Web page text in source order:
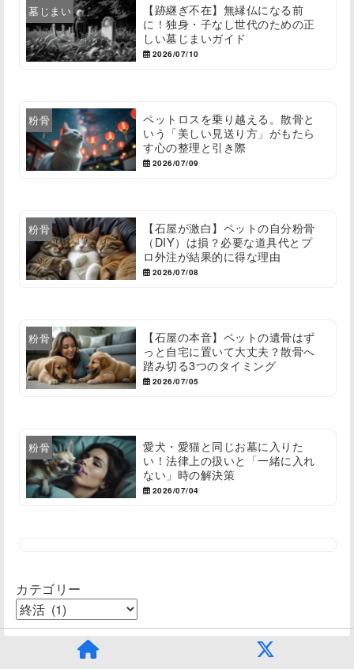
墓じまい
【跡継ぎ不在】無縁仏になる前
に！独身・子なし世代のための正
しい墓じまいガイド
2026/07/10
粉骨
ペットロスを乗り越える。散骨と
いう「美しい見送り方」がもたら
す心の整理と引き際
2026/07/09
粉骨
【石屋が激白】ペットの自分粉骨
（DIY）は損？必要な道具代とプ
ロ外注が結果的に得な理由
2026/07/08
粉骨
【石屋の本音】ペットの遺骨はず
っと自宅に置いて大丈夫？散骨へ
踏み切る3つのタイミング
2026/07/05
粉骨
愛犬・愛猫と同じお墓に入りた
い！法律上の扱いと「一緒に入れ
ない」時の解決策
2026/07/04
カテゴリー